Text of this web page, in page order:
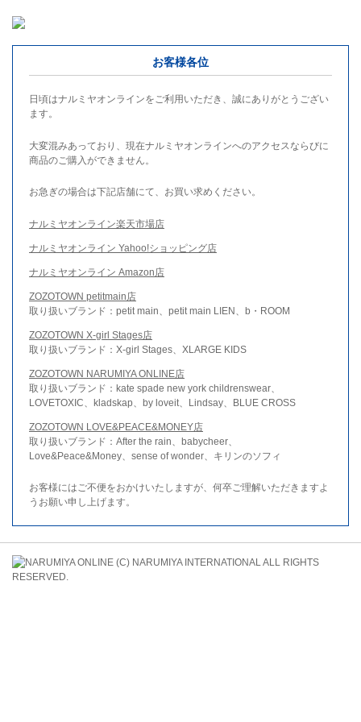
お客様各位
日頃はナルミヤオンラインをご利用いただき、誠にありがとうござい
ます。
大変混みあっており、現在ナルミヤオンラインへのアクセスならびに
商品のご購入ができません。
お急ぎの場合は下記店舗にて、お買い求めください。
ナルミヤオンライン楽天市場店
ナルミヤオンライン Yahoo!ショッピング店
ナルミヤオンライン Amazon店
ZOZOTOWN petitmain店
取り扱いブランド：petit main、petit main LIEN、b・ROOM
ZOZOTOWN X-girl Stages店
取り扱いブランド：X-girl Stages、XLARGE KIDS
ZOZOTOWN NARUMIYA ONLINE店
取り扱いブランド：kate spade new york childrenswear、
LOVETOXIC、kladskap、by loveit、Lindsay、BLUE CROSS
ZOZOTOWN LOVE&PEACE&MONEY店
取り扱いブランド：After the rain、babycheer、
Love&Peace&Money、sense of wonder、キリンのソフィ
お客様にはご不便をおかけいたしますが、何卒ご理解いただきますよ
うお願い申し上げます。